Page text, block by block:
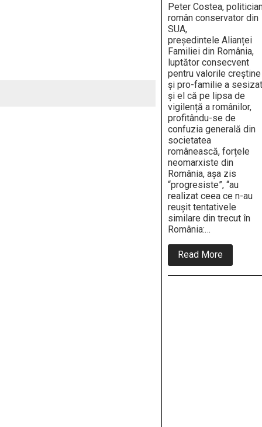
Peter Costea,
român conservator din
SUA,
președintele Alianței
Familiei din România,
luptător consecvent
pentru valorile creștine
și pro-familie a sesizat
și el că pe lipsa de
vigilență a românilor,
profitându-se de
confuzia generală din
societatea
românească, forțele
neomarxiste din
România, așa zis
“progresiste”, “au
realizat ceea ce n-au
reușit tentativele
similare din trecut în
România:…
Read More
Peter
Costea: